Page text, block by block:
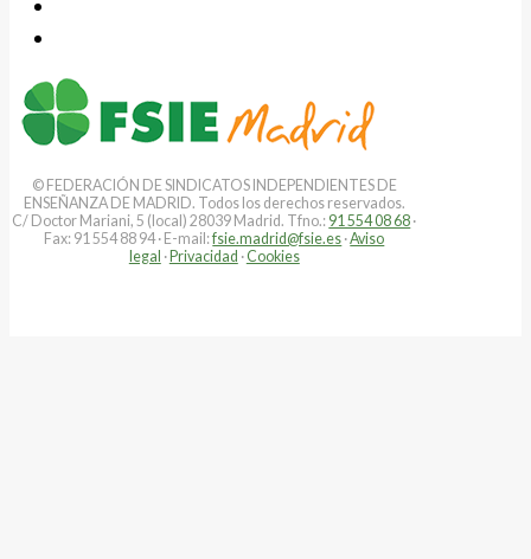
© FEDERACIÓN DE SINDICATOS INDEPENDIENTES DE
ENSEÑANZA DE MADRID. Todos los derechos reservados.
C/ Doctor Mariani, 5 (local) 28039 Madrid. Tfno.: 91 554 08 68 ·
Fax: 91 554 88 94 · E-mail:fsie.madrid@fsie.es ·Aviso
legal ·Privacidad · Cookies